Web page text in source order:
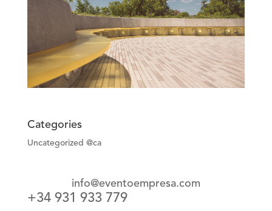
Categories
Uncategorized @ca
info@eventoempresa.com
+34 931 933 779